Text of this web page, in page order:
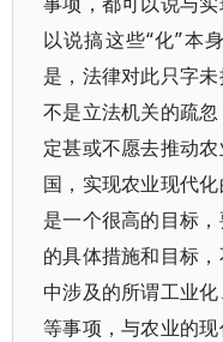
以说搞这些“化”本
是，法律对此只字
不是立法机关的疏
定甚或不愿去推动
国，实现农业现代
是一个很高的目标
的具体措施和目标
中涉及的所谓工业
等事项，与农业的